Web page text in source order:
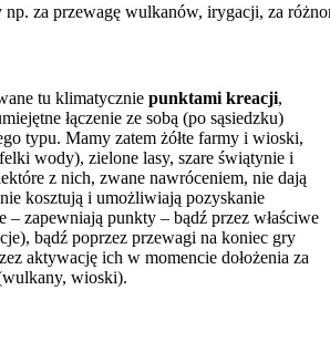
za przewagę wulkanów, irygacji, za
tu klimatycznie punktami kreacji,
łączenie ze sobą (po sąsiedzku)
typu. Mamy zatem żółte farmy i wioski,
wody), zielone lasy, szare świątynie i
z nich, zwane nawróceniem, nie dają
kosztują i umożliwiają pozyskanie
– zapewniają punkty – bądź przez właściwe
bądź poprzez przewagi na koniec gry
aktywację ich w momencie dołożenia za
wioski).